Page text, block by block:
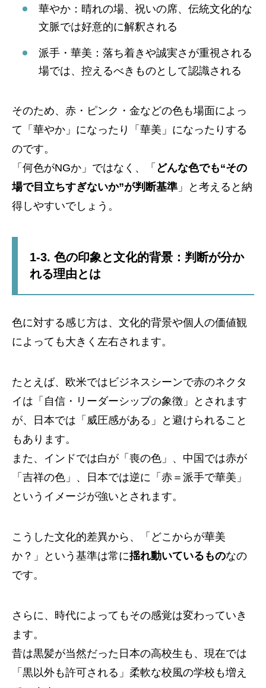
華やか：晴れの場、祝いの席、伝統文化的な
文脈では好意的に解釈される
派手・華美：落ち着きや誠実さが重視される
場では、控えるべきものとして認識される
そのため、赤・ピンク・金などの色も場面によっ
て「華やか」になったり「華美」になったりする
のです。
「何色がNGか」ではなく、「 どんな色でも“その
場で目立ちすぎないか”が判断基準 」と考えると納
得しやすいでしょう。
1-3. 色の印象と文化的背景：判断が分か
れる理由とは
色に対する感じ方は、文化的背景や個人の価値観
によっても大きく左右されます。
たとえば、欧米ではビジネスシーンで赤のネクタ
イは「自信・リーダーシップの象徴」とされます
が、日本では「威圧感がある」と避けられること
もあります。
また、インドでは白が「喪の色」、中国では赤が
「吉祥の色」、日本では逆に「赤＝派手で華美」
というイメージが強いとされます。
こうした文化的差異から、「どこからが華美
か？」という基準は常に揺れ動いているものなの
です。
さらに、時代によってもその感覚は変わっていき
ます。
昔は黒髪が当然だった日本の高校生も、現在では
「黒以外も許可される」柔軟な校風の学校も増え